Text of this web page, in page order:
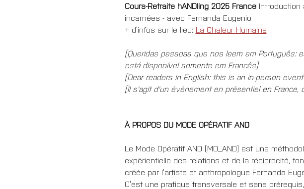
Cours-Retraite hANDling 2025 France Introduction
incarnées - avec Fernanda Eugenio
+ d’infos sur le lieu: La Chaleur Humaine
[Queridas pessoas que nos leem em Português:
está disponível somente em Francês]
[Dear readers in English: this is an in-person
[Il s'agit d'un événement en présentiel en
À PROPOS DU MODE OPÉRATIF AND
Le Mode Opératif AND (MO_AND) est une
expérientielle des relations et de la réciprocité,
créée par l’artiste et anthropologue Fernanda
C’est une pratique transversale et sans